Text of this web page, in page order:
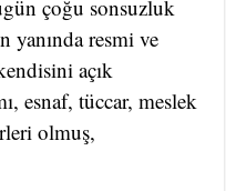
çoğu sonsuzluk
yanında resmi ve
açık
esnaf, tüccar, meslek
olmuş,